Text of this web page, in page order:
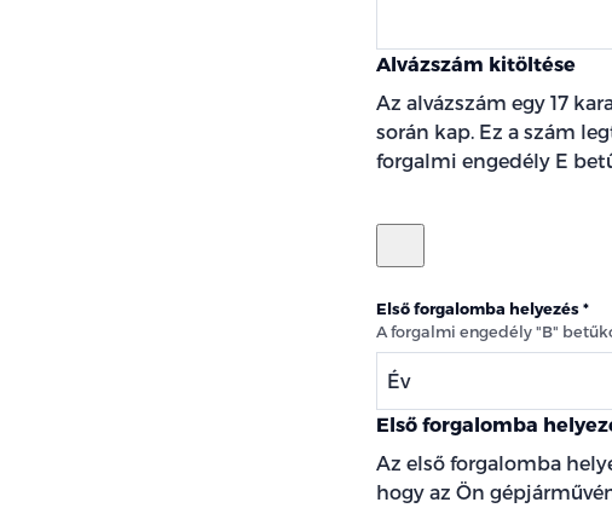
Alvázszám kitöltése
Az alvázszám egy 17
során kap. Ez a szám
forgalmi engedély E
Első forgalomba helyezés
A forgalmi engedély "B"
Év
Első forgalomba
Az első forgalomba
hogy az Ön